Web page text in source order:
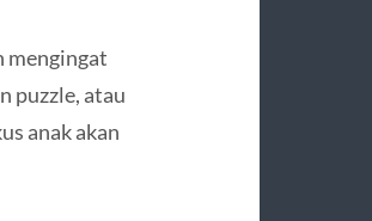
mengingat
puzzle, atau
anak akan